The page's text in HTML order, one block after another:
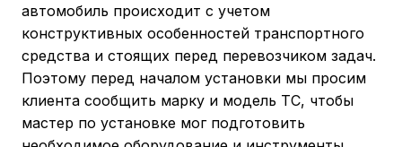
автомобиль происходит с учетом
конструктивных особенностей транспортного
средства и стоящих перед перевозчиком задач.
Поэтому перед началом установки мы просим
клиента сообщить марку и модель ТС, чтобы
мастер по установке мог подготовить